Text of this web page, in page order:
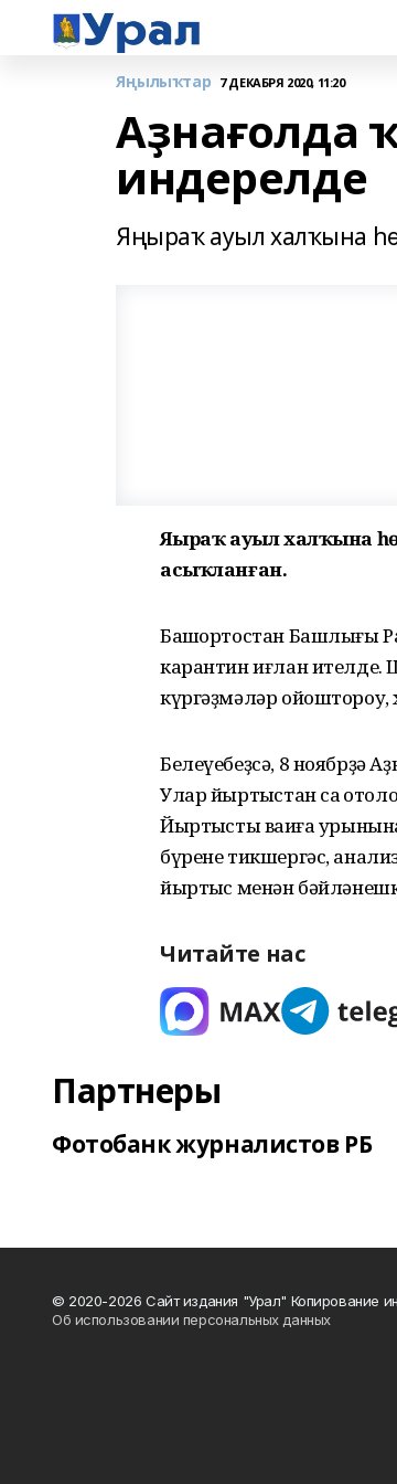
Яңылыҡтар 7 ДЕКАБРЯ 2020, 11:20
Аҙнағолда
индерелде
Яңыраҡ ауыл халҡына
Яңыраҡ ауыл халҡына
асыҡланған.
Башҡортостан Башлығы
карантин иғлан ителде.
күргәҙмәләр
Белеүебеҙсә, 8 ноябрҙә
Улар йыртҡыстан саҡ
Йыртҡысты ваҡиға
бүрене тикшергәс,
йыртҡыс менән
Читайте нас
Партнеры
Фотобанк журналистов РБ
© 2020-2026 Сайт издания "Урал" Копирование
Об использовании персональных данных